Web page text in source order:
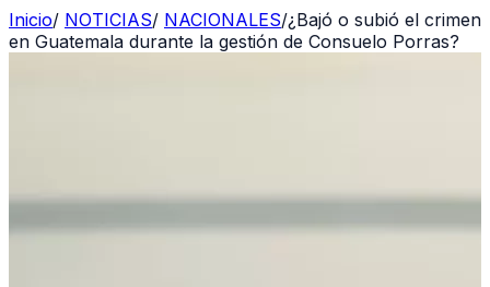
Inicio/ NOTICIAS/ NACIONALES/¿Bajó o subió el crimen
en Guatemala durante la gestión de Consuelo Porras?